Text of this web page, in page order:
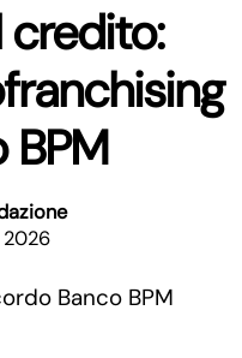
credito:
BPM
2026